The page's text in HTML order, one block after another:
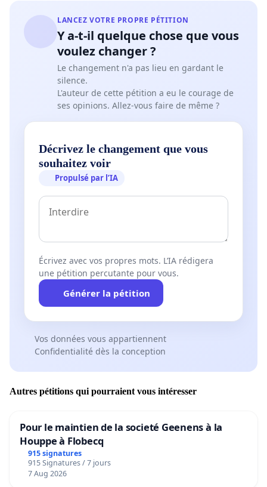
LANCEZ VOTRE PROPRE PÉTITION
Y a-t-il quelque chose que vous
voulez changer ?
Le changement n'a pas lieu en gardant le
silence.
L'auteur de cette pétition a eu le courage de
ses opinions. Allez-vous faire de même ?
Décrivez le changement que vous
souhaitez voir
Propulsé par l’IA
Écrivez avec vos propres mots. L’IA rédigera
une pétition percutante pour vous.
Générer la pétition
Vos données vous appartiennent
Confidentialité dès la conception
Autres pétitions qui pourraient vous intéresser
Pour le maintien de la societé Geenens à la
Houppe à Flobecq
915 signatures
915 Signatures / 7 jours
7 Aug 2026